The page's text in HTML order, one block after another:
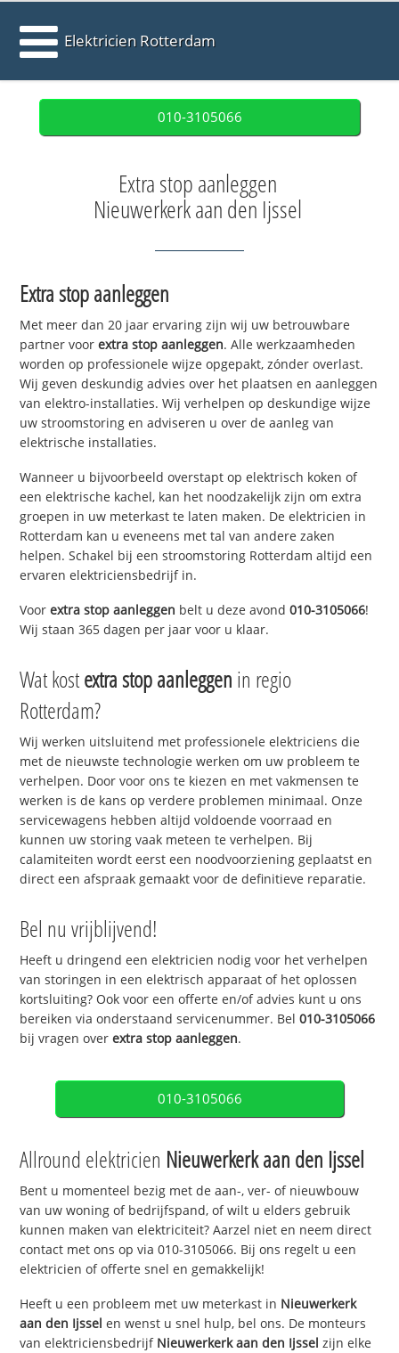
Elektricien Rotterdam
010-3105066
Extra stop aanleggen
Nieuwerkerk aan den Ijssel
Extra stop aanleggen
Met meer dan 20 jaar ervaring zijn wij uw betrouwbare
partner voorextra stop aanleggen. Alle werkzaamheden
worden op professionele wijze opgepakt, zónder overlast.
Wij geven deskundig advies over het plaatsen en aanleggen
van elektro-installaties. Wij verhelpen op deskundige wijze
uw stroomstoring en adviseren u over de aanleg van
elektrische installaties.
Wanneer u bijvoorbeeld overstapt op elektrisch koken of
een elektrische kachel, kan het noodzakelijk zijn om extra
groepen in uw meterkast te laten maken. De elektricien in
Rotterdam kan u eveneens met tal van andere zaken
helpen. Schakel bij een stroomstoring Rotterdam altijd een
ervaren elektriciensbedrijf in.
Voorextra stop aanleggen belt u deze avond010-3105066!
Wij staan 365 dagen per jaar voor u klaar.
Wat kostextra stop aanleggen in regio
Rotterdam?
Wij werken uitsluitend met professionele elektriciens die
met de nieuwste technologie werken om uw probleem te
verhelpen. Door voor ons te kiezen en met vakmensen te
werken is de kans op verdere problemen minimaal. Onze
servicewagens hebben altijd voldoende voorraad en
kunnen uw storing vaak meteen te verhelpen. Bij
calamiteiten wordt eerst een noodvoorziening geplaatst en
direct een afspraak gemaakt voor de definitieve reparatie.
Bel nu vrijblijvend!
Heeft u dringend een elektricien nodig voor het verhelpen
van storingen in een elektrisch apparaat of het oplossen
kortsluiting? Ook voor een offerte en/of advies kunt u ons
bereiken via onderstaand servicenummer. Bel010-3105066
bij vragen overextra stop aanleggen.
010-3105066
Allround elektricien Nieuwerkerk aan den Ijssel
Bent u momenteel bezig met de aan-, ver- of nieuwbouw
van uw woning of bedrijfspand, of wilt u elders gebruik
kunnen maken van elektriciteit? Aarzel niet en neem direct
contact met ons op via 010-3105066. Bij ons regelt u een
elektricien of offerte snel en gemakkelijk!
Heeft u een probleem met uw meterkast in Nieuwerkerk
aan den Ijssel en wenst u snel hulp, bel ons. De monteurs
van elektriciensbedrijf Nieuwerkerk aan den Ijssel zijn elke